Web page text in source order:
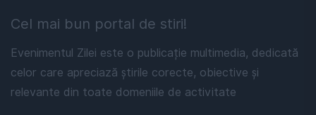
Cel mai bun portal de stiri!
Evenimentul Zilei este o publicație multimedia, dedicată
celor care apreciază știrile corecte, obiective și
relevante din toate domeniile de activitate